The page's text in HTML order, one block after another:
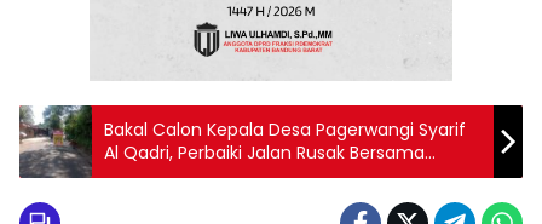
Bakal Calon Kepala Desa Pagerwangi Syarif
Al Qadri, Perbaiki Jalan Rusak Bersama
Warga